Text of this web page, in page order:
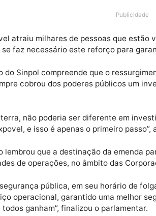
durante a 12ª Feira
atraiu milhares de pessoas
do Sinpol compreende que o
terra, não poderia ser diferente
Expovel, e isso é apenas o primeiro